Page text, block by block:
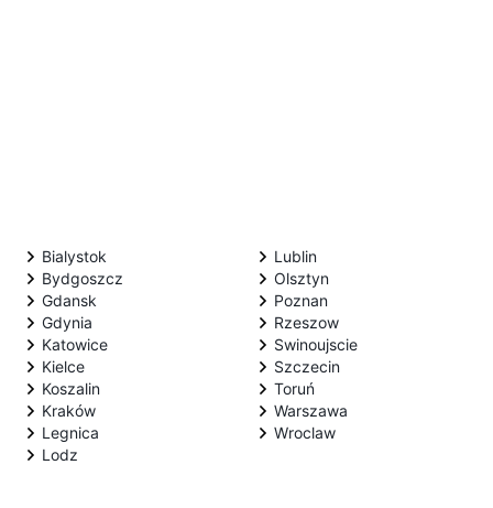
Bialystok
Bydgoszcz
Gdansk
Gdynia
Katowice
Kielce
Koszalin
Kraków
Legnica
Lodz
Lublin
Olsztyn
Poznan
Rzeszow
Swinoujscie
Szczecin
Toruń
Warszawa
Wroclaw